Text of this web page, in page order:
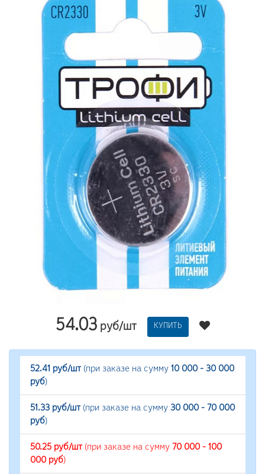
54.03руб/шт КУПИТЬ
52.41 руб/шт(при заказе на сумму 10 000 - 30 000
руб)
51.33 руб/шт(при заказе на сумму 30 000 - 70 000
руб)
50.25 руб/шт(при заказе на сумму 70 000 - 100
000 руб)